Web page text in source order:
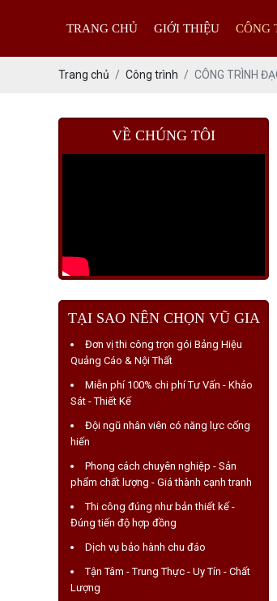
TRANG CHỦ GIỚI THIỆU CÔNG
Trang chủ Công trình CÔNG TRÌNH
VỀ CHÚNG TÔI
TẠI SAO NÊN CHỌN VŨ GIA
Đơn vị thi công trọn gói Bảng Hiệu
Quảng Cáo & Nội Thất
Miễn phí 100% chi phí Tư Vấn - Khảo
Sát - Thiết Kế
Đội ngũ nhân viên có năng lực cống
hiến
Phong cách chuyên nghiệp - Sản
phẩm chất lượng - Giá thành cạnh tranh
Thi công đúng như bản thiết kế -
Đúng tiến độ hợp đồng
Dịch vụ bảo hành chu đáo
Tận Tâm - Trung Thực - Uy Tín - Chất
Lượng